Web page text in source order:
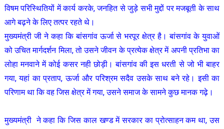
विषम परिस्थितियों में कार्य करके, जनहित से जुड़े सभी मुद्दों पर मजबूती के साथ
आगे बढ़ने के लिए तत्पर रहते थे।
मुख्यमंत्री जी ने कहा कि बांसगांव ऊर्जा से भरपूर क्षेत्र है। बांसगांव के युवाओं
को उचित मार्गदर्शन मिला, तो उसने जीवन के प्रत्येक क्षेत्र में अपनी प्रतिभा का
लोहा मनवाने में कोई कसर नही छोड़ी। बांसगांव की इस धरती से जो भी बाहर
गया, यहां का प्रताप, ऊर्जा और परिश्रम सदैव उसके साथ बने रहे। इसी का
परिणाम था कि वह जिस क्षेत्र में गया, उसने समाज के सामने कुछ मानक गढ़े।
मुख्यमंत्री ने कहा कि जिस काल खण्ड में सरकार का प्रोत्साहन कम था, उस